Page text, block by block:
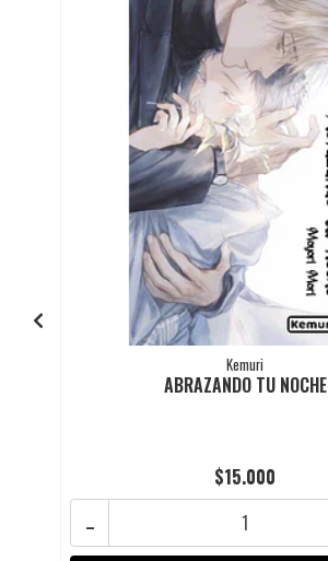
Kemuri
ABRAZANDO TU NOCHE
$15.000
-